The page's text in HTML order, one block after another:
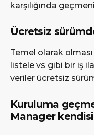
karşılığında
Ücretsiz
Temel olarak
listele vs gibi bir iş
veriler ücretsiz
Kuruluma
Manager